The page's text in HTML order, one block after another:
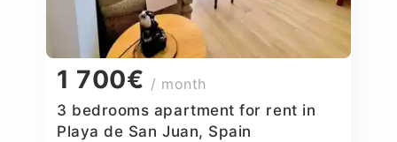
1 700€ / month
3 bedrooms apartment for rent in
Playa de San Juan, Spain